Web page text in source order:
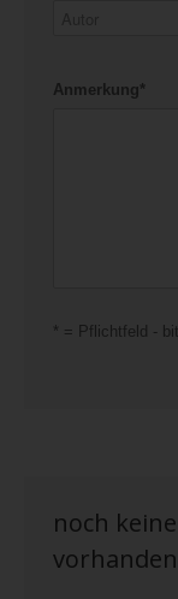
Anmerkung*
* = Pflichtfeld -
noch
vorhanden